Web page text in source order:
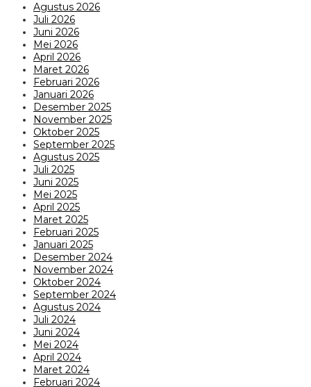
Agustus 2026
Juli 2026
Juni 2026
Mei 2026
April 2026
Maret 2026
Februari 2026
Januari 2026
Desember 2025
November 2025
Oktober 2025
September 2025
Agustus 2025
Juli 2025
Juni 2025
Mei 2025
April 2025
Maret 2025
Februari 2025
Januari 2025
Desember 2024
November 2024
Oktober 2024
September 2024
Agustus 2024
Juli 2024
Juni 2024
Mei 2024
April 2024
Maret 2024
Februari 2024